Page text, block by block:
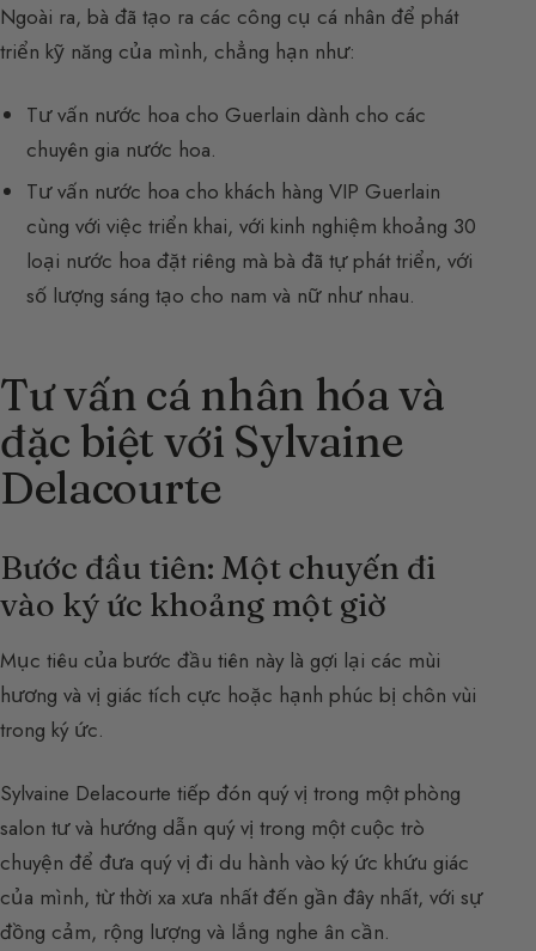
Ngoài ra, bà đã tạo ra các công cụ cá nhân để phát
triển kỹ năng của mình, chẳng hạn như:
Tư vấn nước hoa cho Guerlain dành cho các
chuyên gia nước hoa.
Tư vấn nước hoa cho khách hàng VIP Guerlain
cùng với việc triển khai, với kinh nghiệm khoảng 30
loại nước hoa đặt riêng mà bà đã tự phát triển, với
số lượng sáng tạo cho nam và nữ như nhau.
Tư vấn cá nhân hóa và
đặc biệt với Sylvaine
Delacourte
Bước đầu tiên: Một chuyến đi
vào ký ức khoảng một giờ
Mục tiêu của bước đầu tiên này là gợi lại các mùi
hương và vị giác tích cực hoặc hạnh phúc bị chôn vùi
trong ký ức.
Sylvaine Delacourte tiếp đón quý vị trong một phòng
salon tư và hướng dẫn quý vị trong một cuộc trò
chuyện để đưa quý vị đi du hành vào ký ức khứu giác
của mình, từ thời xa xưa nhất đến gần đây nhất, với sự
đồng cảm, rộng lượng và lắng nghe ân cần.